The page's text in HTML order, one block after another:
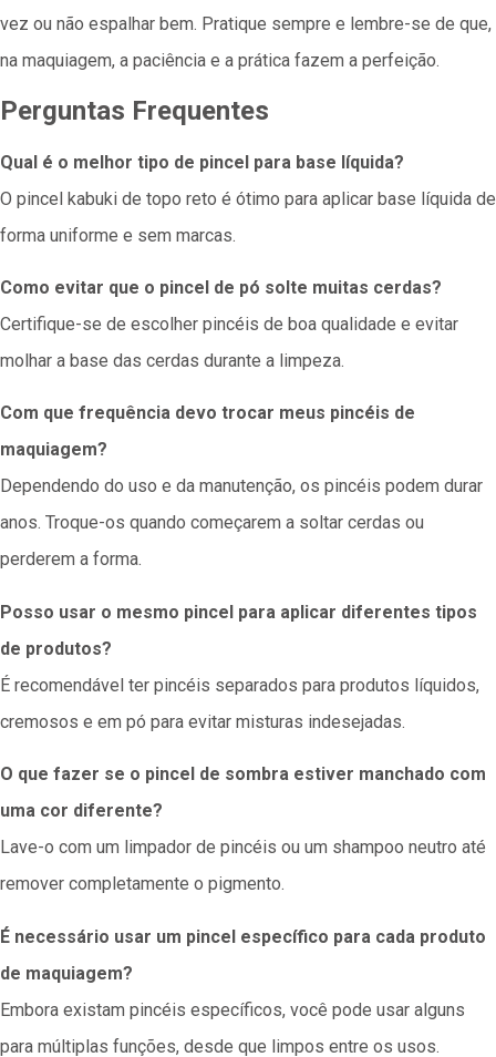
vez ou não espalhar bem. Pratique sempre e lembre-se de que,
na maquiagem, a paciência e a prática fazem a perfeição.
Perguntas Frequentes
Qual é o melhor tipo de pincel para base líquida?
O pincel kabuki de topo reto é ótimo para aplicar base líquida de
forma uniforme e sem marcas.
Como evitar que o pincel de pó solte muitas cerdas?
Certifique-se de escolher pincéis de boa qualidade e evitar
molhar a base das cerdas durante a limpeza.
Com que frequência devo trocar meus pincéis de
maquiagem?
Dependendo do uso e da manutenção, os pincéis podem durar
anos. Troque-os quando começarem a soltar cerdas ou
perderem a forma.
Posso usar o mesmo pincel para aplicar diferentes tipos
de produtos?
É recomendável ter pincéis separados para produtos líquidos,
cremosos e em pó para evitar misturas indesejadas.
O que fazer se o pincel de sombra estiver manchado com
uma cor diferente?
Lave-o com um limpador de pincéis ou um shampoo neutro até
remover completamente o pigmento.
É necessário usar um pincel específico para cada produto
de maquiagem?
Embora existam pincéis específicos, você pode usar alguns
para múltiplas funções, desde que limpos entre os usos.